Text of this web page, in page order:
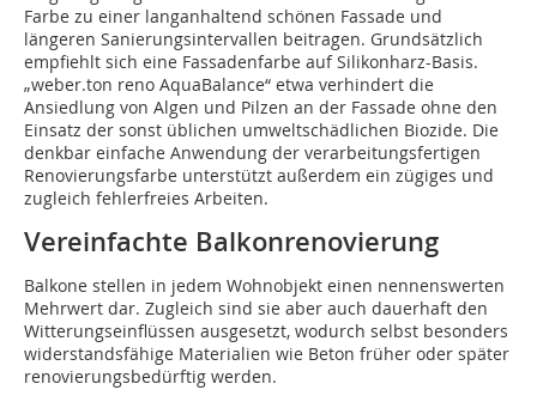
Farbe zu einer langanhaltend schönen Fassade und
längeren Sanierungsintervallen beitragen. Grundsätzlich
empfiehlt sich eine Fassadenfarbe auf Silikonharz-Basis.
„weber.ton reno AquaBalance“ etwa verhindert die
Ansiedlung von Algen und Pilzen an der Fassade ohne den
Einsatz der sonst üblichen umweltschädlichen Biozide. Die
denkbar einfache Anwendung der verarbeitungsfertigen
Renovierungsfarbe unterstützt außerdem ein zügiges und
zugleich fehlerfreies Arbeiten.
Vereinfachte Balkonrenovierung
Balkone stellen in jedem Wohnobjekt einen nennenswerten
Mehrwert dar. Zugleich sind sie aber auch dauerhaft den
Witterungseinflüssen ausgesetzt, wodurch selbst besonders
widerstandsfähige Materialien wie Beton früher oder später
renovierungsbedürftig werden.